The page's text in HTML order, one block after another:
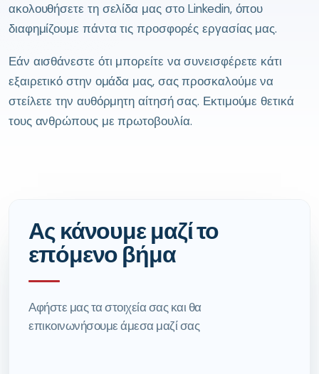
ακολουθήσετε τη σελίδα μας στο Linkedin, όπου
διαφημίζουμε πάντα τις προσφορές εργασίας μας.
Εάν αισθάνεστε ότι μπορείτε να συνεισφέρετε κάτι
εξαιρετικό στην ομάδα μας, σας προσκαλούμε να
στείλετε την αυθόρμητη αίτησή σας. Εκτιμούμε θετικά
τους ανθρώπους με πρωτοβουλία.
Ας κάνουμε μαζί το
επόμενο βήμα
Αφήστε μας τα στοιχεία σας και θα
επικοινωνήσουμε άμεσα μαζί σας